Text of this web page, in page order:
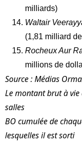
milliards)
Waltair
(1,81 milliard
Rocheux Aur
millions de
Source : Médias
Le montant brut à
salles
BO cumulée de
lesquelles il est sorti